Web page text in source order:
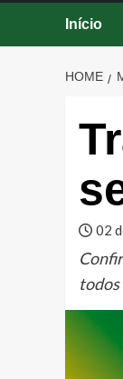
Início
HOME
02
todos